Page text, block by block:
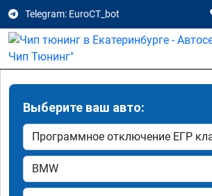
Telegram: EuroCT_bot
Выберите ваш авто: